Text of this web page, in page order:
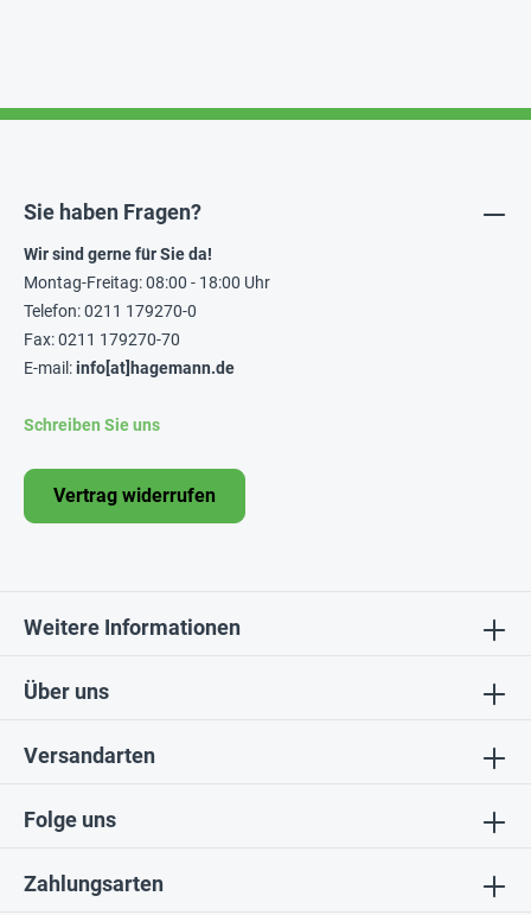
Folge uns
Über uns
Sie haben Fragen?
Wir sind gerne für Sie da!
Montag-Freitag: 08:00 - 18:00 Uhr
Telefon: 0211 179270-0
Fax: 0211 179270-70
E-mail:info[at]hagemann.de
Schreiben Sie uns
Vertrag widerrufen
Weitere Informationen
Zahlungsarten
Versandarten